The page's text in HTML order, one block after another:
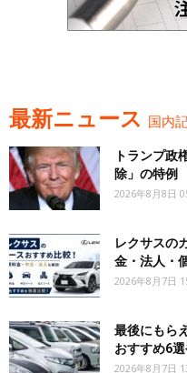
最新ニュース 国内
トランプ政
除」の特例
2026年8月8日
レクサスの
金・法人・
2026年8月7日
最後にもら
おすすめ6
2026年8月7日